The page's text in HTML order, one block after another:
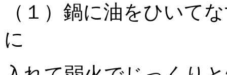
（１）鍋に油をひい
に